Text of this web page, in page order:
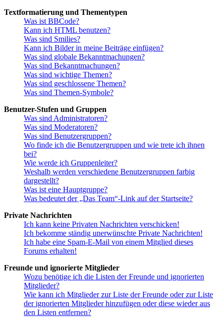
Textformatierung und Thementypen
Was ist BBCode?
Kann ich HTML benutzen?
Was sind Smilies?
Kann ich Bilder in meine Beiträge einfügen?
Was sind globale Bekanntmachungen?
Was sind Bekanntmachungen?
Was sind wichtige Themen?
Was sind geschlossene Themen?
Was sind Themen-Symbole?
Benutzer-Stufen und Gruppen
Was sind Administratoren?
Was sind Moderatoren?
Was sind Benutzergruppen?
Wo finde ich die Benutzergruppen und wie trete ich ihnen
bei?
Wie werde ich Gruppenleiter?
Weshalb werden verschiedene Benutzergruppen farbig
dargestellt?
Was ist eine Hauptgruppe?
Was bedeutet der „Das Team“-Link auf der Startseite?
Private Nachrichten
Ich kann keine Privaten Nachrichten verschicken!
Ich bekomme ständig unerwünschte Private Nachrichten!
Ich habe eine Spam-E-Mail von einem Mitglied dieses
Forums erhalten!
Freunde und ignorierte Mitglieder
Wozu benötige ich die Listen der Freunde und ignorierten
Mitglieder?
Wie kann ich Mitglieder zur Liste der Freunde oder zur Liste
der ignorierten Mitglieder hinzufügen oder diese wieder aus
den Listen entfernen?